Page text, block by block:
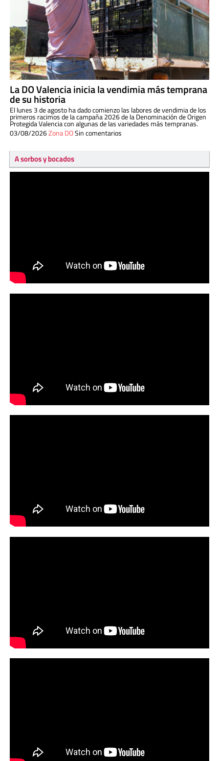
La DO Valencia inicia la vendimia más temprana
de su historia
El lunes 3 de agosto ha dado comienzo las labores de vendimia de los
primeros racimos de la campaña 2026 de la Denominación de Origen
Protegida Valencia con algunas de las variedades más tempranas.
03/08/2026Zona DOSin comentarios
A sorbos y bocados